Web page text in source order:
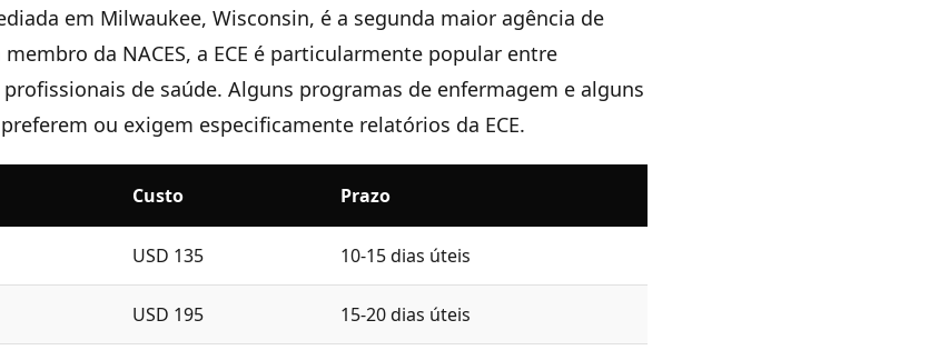
em Milwaukee, Wisconsin, é a segunda maior agência de
da NACES, a ECE é particularmente popular entre
de saúde. Alguns programas de enfermagem e alguns
ou exigem especificamente relatórios da ECE.
Custo Prazo
USD 135 10-15 dias úteis
USD 195 15-20 dias úteis